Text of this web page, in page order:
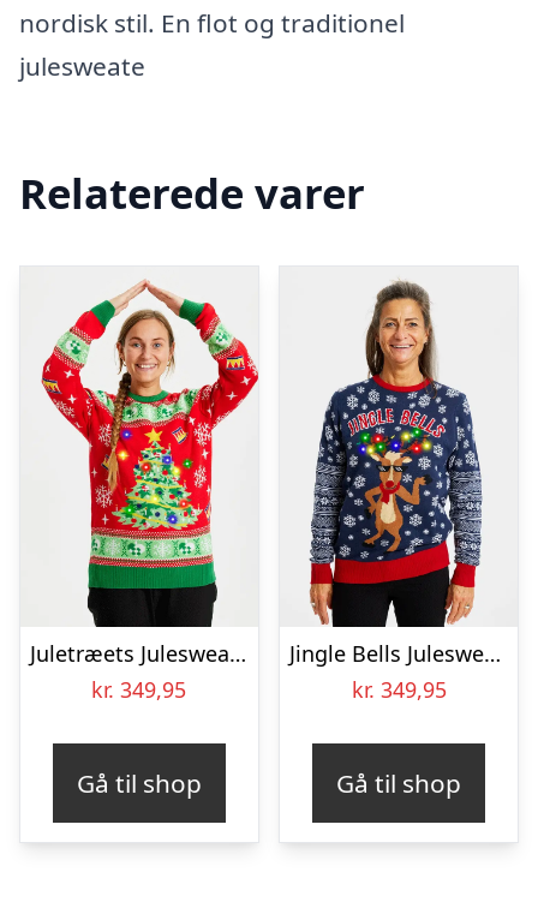
nordisk stil. En flot og traditionel
julesweate
Relaterede varer
Juletræets Julesweater Rød LED – dame / kvinder
kr. 349,95
Gå til shop
Jingle Bells Julesweateren – dame / kvinder
kr. 349,95
Gå til shop